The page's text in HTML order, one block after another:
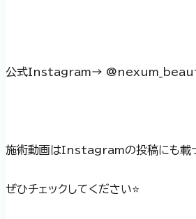
公式Instagram→
施術動画はInstagramの投稿にも載
ぜひチェックしてください⭐️